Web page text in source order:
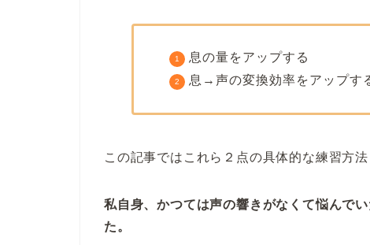
息の量をアップする
息→声の変換効率をアップす
この記事ではこれら２点の具体的な練習方
私自身、かつては声の響きがなくて悩んで
た。